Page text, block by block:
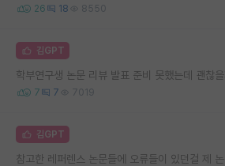
26 18 8550
김GPT
학부연구생 논문 리뷰 발표 준비 못했는데 괜찮을
7 7 7019
김GPT